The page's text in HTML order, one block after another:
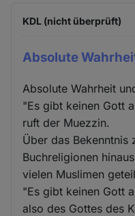
KDL (nicht überprüft)
Absolute
Absolute Wahrheit
"Es gibt keinen Gott
ruft der Muezzin.
Über das Bekenntnis
Buchreligionen
vielen Muslimen
"Es gibt keinen Gott
also des Gottes des